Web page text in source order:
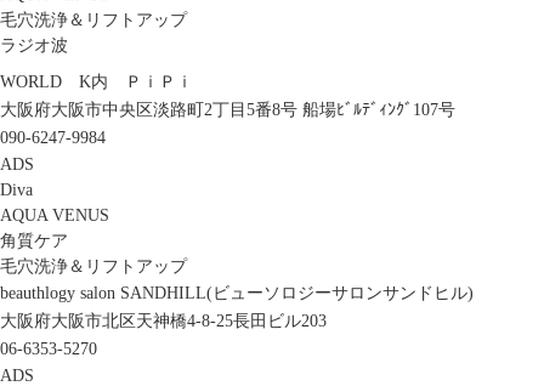
毛穴洗浄＆リフトアップ
ラジオ波
WORLD K内 ＰｉＰｉ
大阪府大阪市中央区淡路町2丁目5番8号 船場ﾋﾞﾙﾃﾞｨﾝｸﾞ107号
090-6247-9984
ADS
Diva
AQUA VENUS
角質ケア
毛穴洗浄＆リフトアップ
beauthlogy salon SANDHILL(ビューソロジーサロンサンドヒル)
大阪府大阪市北区天神橋4-8-25長田ビル203
06-6353-5270
ADS